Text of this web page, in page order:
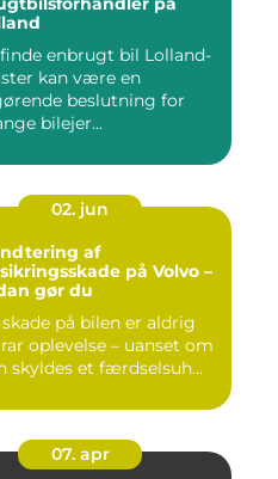
enbrugt bil Lolland-
kan være en
beslutning for
bilejer...
02. jun
af
på Volvo –
gør du
skade på bilen er aldrig
oplevelse – uanset om
skyldes et færdselsuh...
07. apr